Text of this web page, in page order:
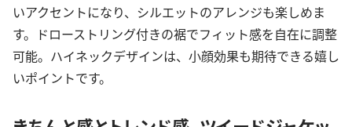
いアクセントになり、シルエットのアレンジも楽しめま
す。ドローストリング付きの裾でフィット感を自在に調整
可能。ハイネックデザインは、小顔効果も期待できる嬉し
いポイントです。